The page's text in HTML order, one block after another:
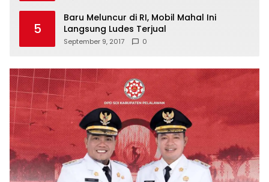
5
Baru Meluncur di RI, Mobil Mahal Ini
Langsung Ludes Terjual
September 9, 2017 0